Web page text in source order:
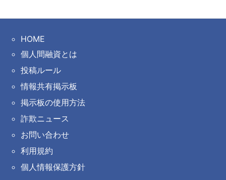
HOME
個人間融資とは
投稿ルール
情報共有掲示板
掲示板の使用方法
詐欺ニュース
お問い合わせ
利用規約
個人情報保護方針